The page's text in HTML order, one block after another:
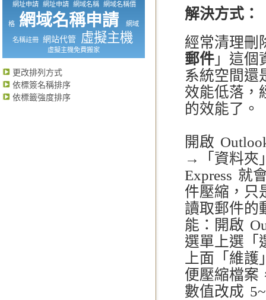
網址申請 網址申請 網域名稱 網域名稱價
格 網域名稱申請 網域
名稱註冊 網站代管 虛擬主機
虛擬主機免費搬家
更改排列方式
依標簽名稱排序
依標籤強度排序
解決方式：
經常清理刪
郵件 」這個
系統空間還
效能低落，
的效能了。
開啟
→「資料夾
Express 就
件壓縮，只
讀取郵件的
能：開啟
選單上選「
上面「維
便壓縮檔案
數值改成